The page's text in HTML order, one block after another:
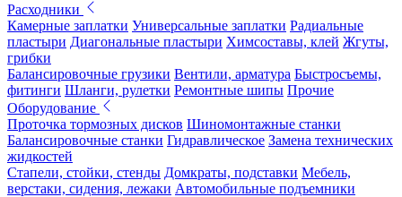
Расходники
Камерные заплатки Универсальные заплатки Радиальные
пластыри Диагональные пластыри Химсоставы, клей Жгуты,
грибки
Балансировочные грузики Вентили, арматура Быстросъемы,
фитинги Шланги, рулетки Ремонтные шипы Прочие
Оборудование
Проточка тормозных дисков Шиномонтажные станки
Балансировочные станки Гидравлическое Замена технических
жидкостей
Стапели, стойки, стенды Домкраты, подставки Мебель,
верстаки, сидения, лежаки Автомобильные подъемники